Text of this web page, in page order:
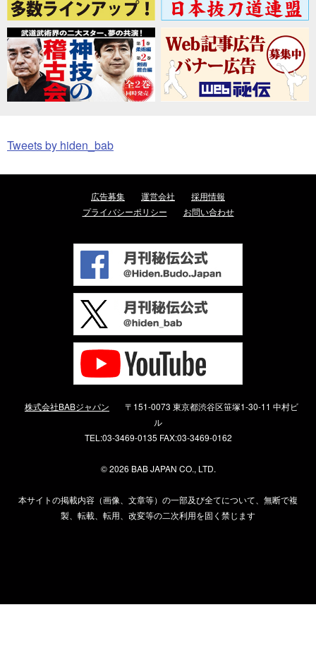
Tweets by hiden_bab
広告募集 運営会社
採用情報
プライバシーポリシー
お問い合わせ
株式会社BABジャパン
〒151-0073 東京都渋谷区笹塚1-30-11 中村ビ
ル
TEL:03-3469-0135 FAX:03-3469-0162
©2026 BAB JAPAN CO., LTD.
本サイトの掲載内容（画像、文章等）の一部及び全てについて、無断で複
製、転載、転用、改変等の二次利用を固く禁じます